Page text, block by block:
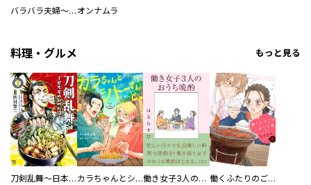
バラバラ夫婦～手足をなくした夫はまだ生きてる オンナムラ
料理・グルメ もっと見る
刀剣乱舞～日本号つれづれ酒～ カラちゃんとシトーさんと、 【分冊版】 働き女子3人のおうち晩酌 働くふたりのごほうび飯